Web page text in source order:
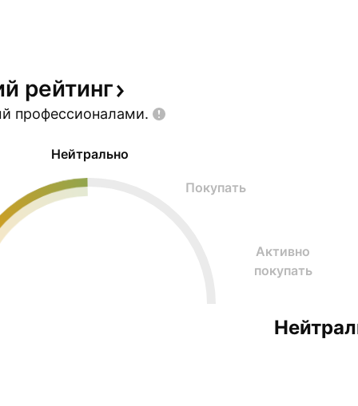
рейтинг
профессионалами.
Нейтрально
Покупать
Активно
покупать